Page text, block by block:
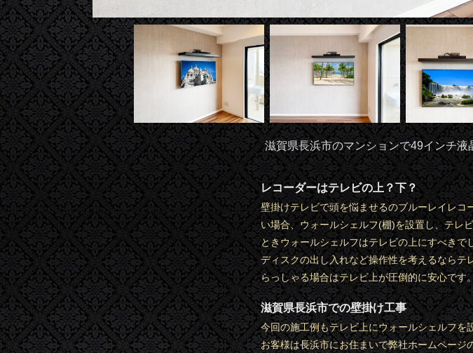
滋賀県長浜市のマンションで49インチ
レコーダーはテレビの上？下？
壁掛けテレビで頭を悩ませるのブルーレイレ
い場合、ウォールシェルフ(棚)を設置し、テレ
ときウォールシェルフはテレビの上にすべきで
ディスクの出し入れなど操作性を考えるなら
らっしゃる場合はテレビ上が圧倒的に安心です。
滋賀県長浜市での壁掛け工事
今回の施工例もテレビ上にウォールシェルフを
お客様は長浜市にお住まいで弊社ホームペー